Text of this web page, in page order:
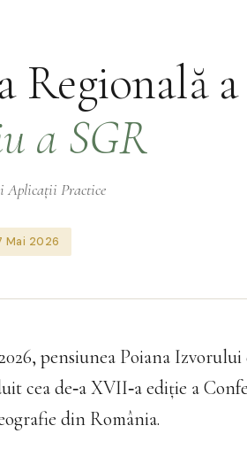
Regională a
a SGR
Aplicații Practice
Mai 2026
pensiunea Poiana
cea de‑a XVII‑a ediție a
din România.